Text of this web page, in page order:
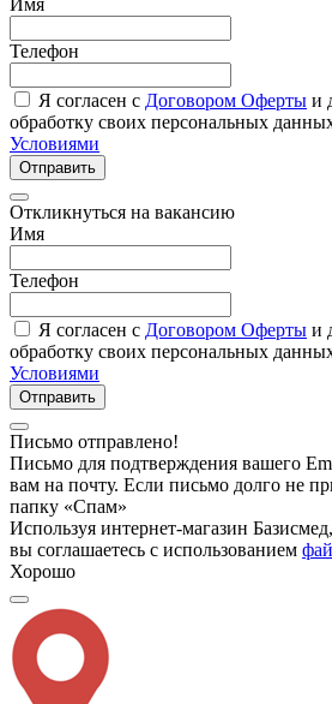
Телефон
Я согласен с Договором Оферты и
обработку своих персональных
Условиями
Отправить
Откликнуться на вакансию
Имя
Телефон
Я согласен с Договором Оферты и
обработку своих персональных
Условиями
Отправить
Письмо отправлено!
Письмо для подтверждения вашего
вам на почту. Если письмо долго не
папку «Спам»
Используя интернет-магазин Базисмед,
вы соглашаетесь с использованием
Хорошо